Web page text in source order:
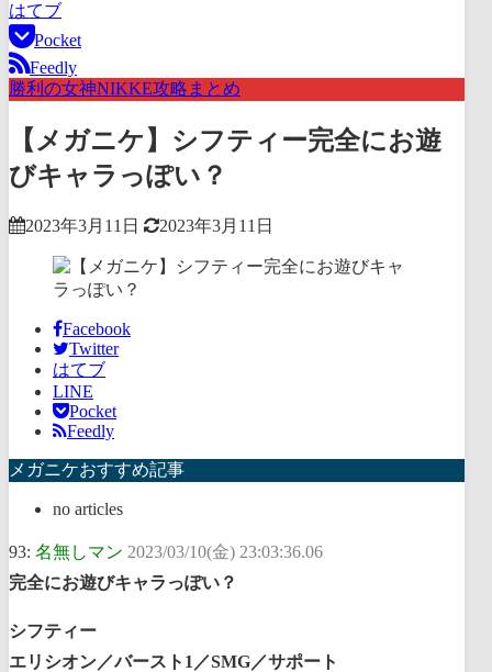
はてブ
Pocket
Feedly
勝利の女神NIKKE攻略まとめ
【メガニケ】シフティー完全にお遊
びキャラっぽい？
2023年3月11日 2023年3月11日
Facebook
Twitter
はてブ
LINE
Pocket
Feedly
メガニケおすすめ記事
no articles
93: 名無しマン 2023/03/10(金) 23:03:36.06
完全にお遊びキャラっぽい？
シフティー
エリシオン／バースト1／SMG／サポート